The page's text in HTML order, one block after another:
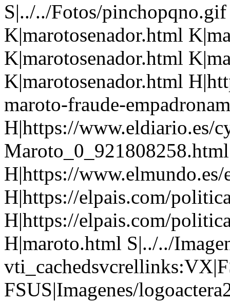
S|../../Fotos/
K|marotosenador.html
K|marotosenador.html
K|marotosenador.html
maroto-fraude-
H|https://www.eldiario.es/
Maroto_0_921808258.html
H|https://
H|https://elpais.com/
H|https://elpais.com/
H|maroto.html S|../../
FSUS|Imagenes/